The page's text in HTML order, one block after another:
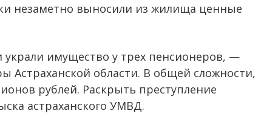
незаметно выносили из жилища ценные
украли имущество у трех пенсионеров, —
Астраханской области. В общей сложности,
рублей. Раскрыть преступление
астраханского УМВД.